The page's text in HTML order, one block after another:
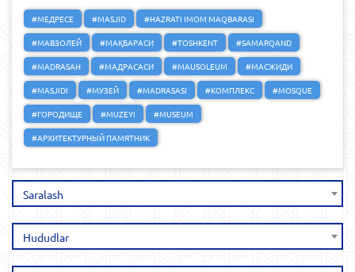
#МЕДРЕСЕ #MASJID
#HAZRATI IMOM MAQBARASI
#МАВЗОЛЕЙ
#МАҚБАРАСИ #TOSHKENT
#SAMARQAND
#MADRASAH
#МАДРАСАСИ #MAUSOLEUM
#МАСЖИДИ
#MASJIDI
#МУЗЕЙ #MADRASASI #КОМПЛЕКС
#MOSQUE
#ГОРОДИЩЕ
#MUZEYI
#MUSEUM
#АРХИТЕКТУРНЫЙ ПАМЯТНИК
Saralash
Hududlar